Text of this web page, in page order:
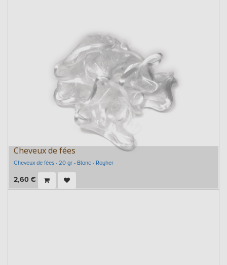
Cheveux de fées
Cheveux de fées - 20 gr - Blanc - Rayher
2,60 €